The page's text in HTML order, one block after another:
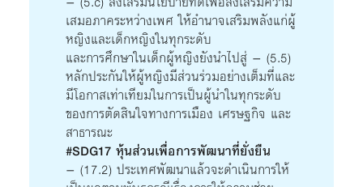
เสมอภาคระหว่างเพศ ให้อำนาจเสริมพลังแก่ผู้
หญิงและเด็กหญิงในทุกระดับ
และการศึกษาในเด็กผู้หญิงยังนำไปสู่ – (5.5)
หลักประกันให้ผู้หญิงมีส่วนร่วมอย่างเต็มที่และ
มีโอกาสเท่าเทียมในการเป็นผู้นำในทุกระดับ
ของการตัดสินใจทางการเมือง เศรษฐกิจ และ
สาธารณะ
#SDG17 หุ้นส่วนเพื่อการพัฒนาที่ยั่งยืน
– (17.2) ประเทศพัฒนาแล้วจะดำเนินการให้